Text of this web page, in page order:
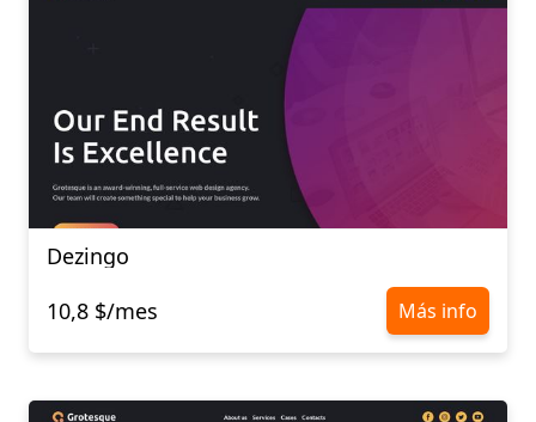
Dezingo
10,8 $/mes
Más info